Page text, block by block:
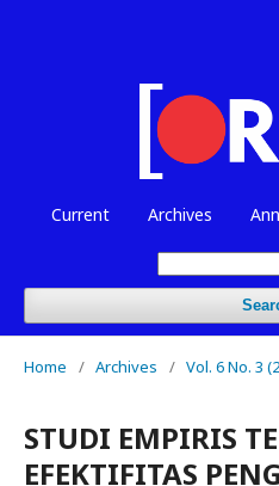
Current Archives
Home / Archives / Vol. 6 No. 3
STUDI EMPIRIS
EFEKTIFITAS